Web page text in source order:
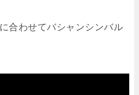
に合わせてバシャンシンバル